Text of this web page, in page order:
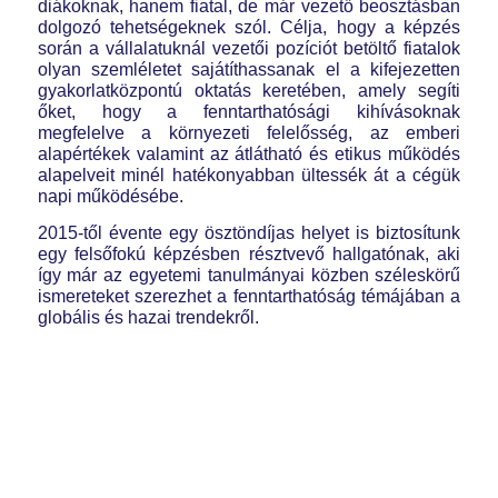
diákoknak, hanem fiatal, de már vezető beosztásban
dolgozó tehetségeknek szól. Célja, hogy a képzés
során a vállalatuknál vezetői pozíciót betöltő fiatalok
olyan szemléletet sajátíthassanak el a kifejezetten
gyakorlatközpontú oktatás keretében, amely segíti
őket, hogy a fenntarthatósági kihívásoknak
megfelelve a környezeti felelősség, az emberi
alapértékek valamint az átlátható és etikus működés
alapelveit minél hatékonyabban ültessék át a cégük
napi működésébe.
2015-től évente egy ösztöndíjas helyet is biztosítunk
egy felsőfokú képzésben résztvevő hallgatónak, aki
így már az egyetemi tanulmányai közben széleskörű
ismereteket szerezhet a fenntarthatóság témájában a
globális és hazai trendekről.